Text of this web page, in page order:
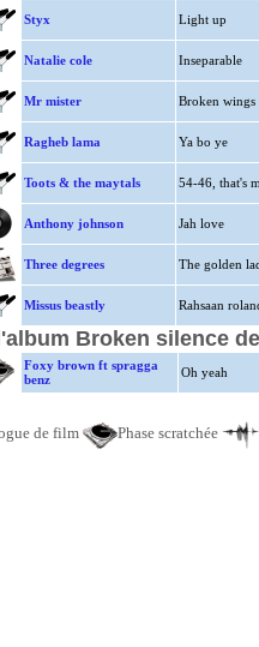
Styx Light up
Natalie cole Inseparable
Mr mister Broken wings
Ragheb lama Ya bo ye
Toots & the maytals 54-46, that's
Anthony johnson Jah love
Three degrees The golden
Missus beastly Rahsaan
Broken silence
Foxy brown ft spragga
benz
Oh yeah
de film Phase scratchée